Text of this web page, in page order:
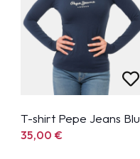
T-shirt Pepe Jeans Blu
35,00€